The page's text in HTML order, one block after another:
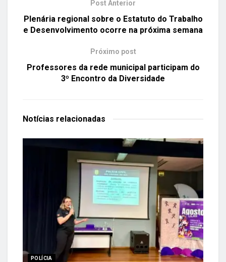
Post Anterior
Plenária regional sobre o Estatuto do Trabalho
e Desenvolvimento ocorre na próxima semana
Próximo post
Professores da rede municipal participam do
3º Encontro da Diversidade
Notícias relacionadas
POLÍCIA